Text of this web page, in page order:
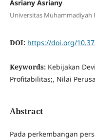
Asriany Asriany
Universitas Muhammadiyah
DOI: https://doi.org/
Keywords: Kebijakan
Profitabilitas;, Nilai
Abstract
Pada perkembangan